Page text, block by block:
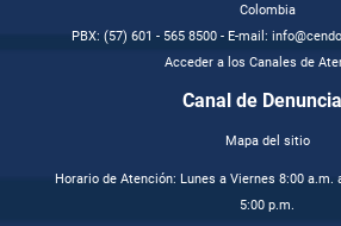
Colombia
PBX: (57) 601 - 565 8500 - E-mail:
Acceder a los Canales de
Canal de
Mapa del sitio
Horario de Atención: Lunes a Viernes 8:00 a.m.
5:00 p.m.